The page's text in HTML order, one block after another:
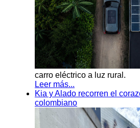
carro eléctrico a luz rural.
Leer más...
Kia y Alado recorren el
colombiano